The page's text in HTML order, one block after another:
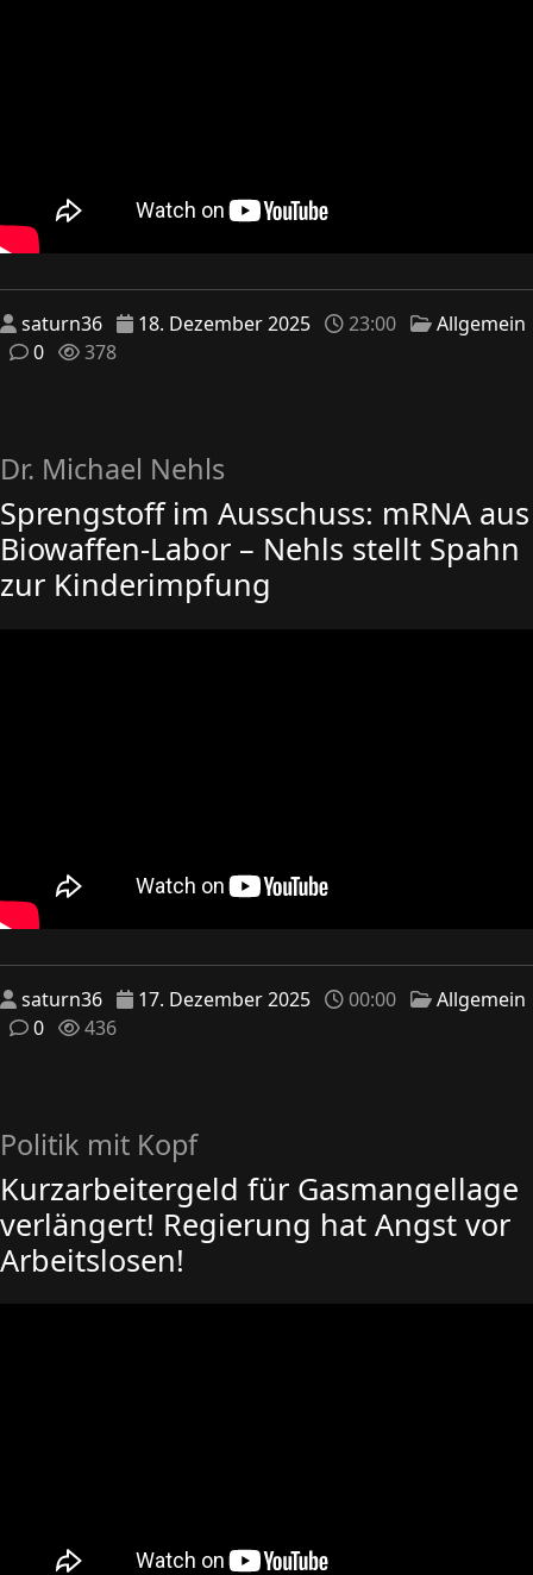
saturn36 18. Dezember 2025 23:00
Allgemein
0
378
Dr. Michael Nehls
Sprengstoff im Ausschuss: mRNA aus
Biowaffen-Labor – Nehls stellt Spahn
zur Kinderimpfung
saturn36 17. Dezember 2025 00:00
Allgemein
0
436
Politik mit Kopf
Kurzarbeitergeld für Gasmangellage
verlängert! Regierung hat Angst vor
Arbeitslosen!